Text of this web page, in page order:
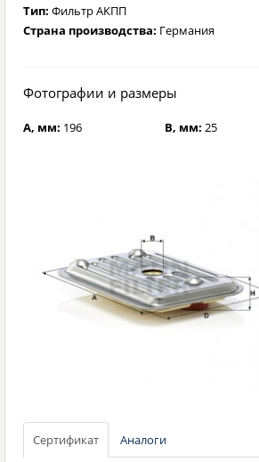
Тип: Фильтр АКПП
Страна производства: Германия
Фотографии и размеры
A, мм: 196 B, мм: 25
Сертификат Аналоги